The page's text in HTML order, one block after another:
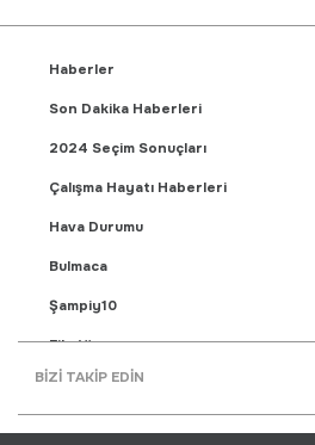
Haberler
Son Dakika Haberleri
2024 Seçim Sonuçları
Çalışma Hayatı Haberleri
Hava Durumu
Bulmaca
Şampiy10
Fikstür
Puan Durumu
BİZİ TAKİP EDİN